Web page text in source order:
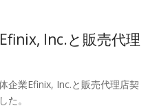
Inc.と販売代理
企業Efinix, Inc.と販売代理店契
た。